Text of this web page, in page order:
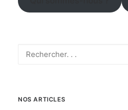
NOS ARTICLES